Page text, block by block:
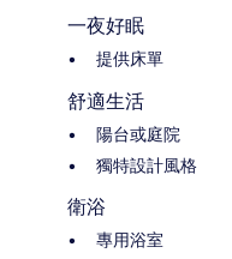
一夜好眠
提供床單
舒適生活
陽台或庭院
獨特設計風格
衛浴
專用浴室